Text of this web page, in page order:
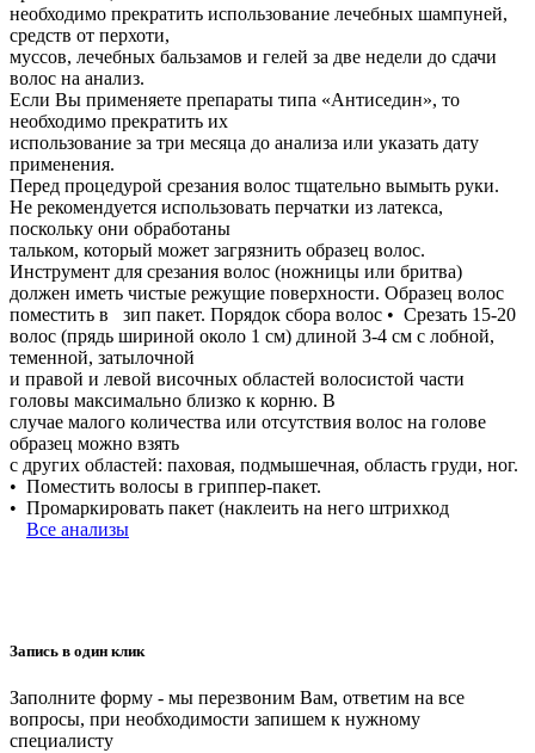
необходимо прекратить использование лечебных шампуней,
средств от перхоти,
муссов, лечебных бальзамов и гелей за две недели до сдачи
волос на анализ.
Если Вы применяете препараты типа «Антиседин», то
необходимо прекратить их
использование за три месяца до анализа или указать дату
применения.
Перед процедурой срезания волос тщательно вымыть руки.
Не рекомендуется использовать перчатки из латекса,
поскольку они обработаны
тальком, который может загрязнить образец волос.
Инструмент для срезания волос (ножницы или бритва)
должен иметь чистые режущие поверхности. Образец волос
поместить в зип пакет. Порядок сбора волос • Срезать 15-20
волос (прядь шириной около 1 см) длиной 3-4 см с лобной,
теменной, затылочной
и правой и левой височных областей волосистой части
головы максимально близко к корню. В
случае малого количества или отсутствия волос на голове
образец можно взять
с других областей: паховая, подмышечная, область груди, ног.
• Поместить волосы в гриппер-пакет.
• Промаркировать пакет (наклеить на него штрихкод
Все анализы
Запись в один клик
Заполните форму - мы перезвоним Вам, ответим на все
вопросы, при необходимости запишем к нужному
специалисту